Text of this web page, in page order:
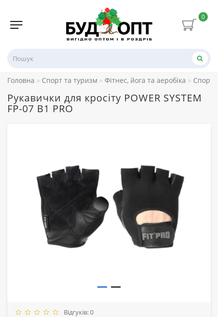
0
Головна Спорт та туризм Фітнес, йога та аеробіка
Рукавички для кросіту POWER SYSTEM
FP-07 B1 PRO
Відгуків: 0